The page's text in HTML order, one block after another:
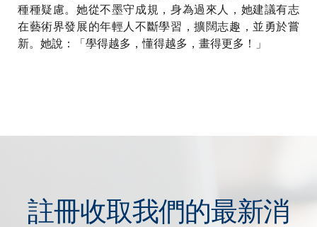
種種疑慮。她從不墨守成規，身為過來人，她建議有志
在藝術界發展的年輕人不斷學習，擴闊志趣，並勇於嘗
新。她說：「學得越多，懂得越多，畫得更多！」
註冊收取我們的最新消